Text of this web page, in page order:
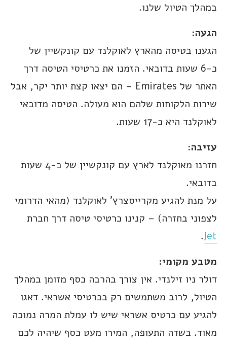
במהלך הטיול שלנו.
הגעה:
הגענו בטיסה מהארץ לאוקלנד עם קונקשיין של
כ-6 שעות בדובאי. הזמנו את כרטיסי הטיסה דרך
האתר של Emirates – הם יצאו קצת יותר יקר, אבל
שירות הלקוחות שלהם הוא מעולה. הטיסה מדובאי
לאוקלנד היא כ-17 שעות.
עזיבה:
חזרנו מאוקלנד לארץ עם קונקשיין של כ-4 שעות
בדובאי.
על מנת להגיע מקרייסצרץ’ לאוקלנד (מהאי הדרומי
לצפוני בחזרה) – קנינו כרטיסי טיסה דרך חברת
Jet
.
מטבע מקומי:
דולר ניו זילנדי. אין צורך בהרבה כסף מזומן במהלך
הטיול, לרוב משתמשים רק בכרטיסי אשראי. דאגו
להגיע עם כרטיס אשראי שיש לו עמלת המרה נמוכה
מאוד. בשדה התעופה, המירו מעט כסף שיהיה לכם